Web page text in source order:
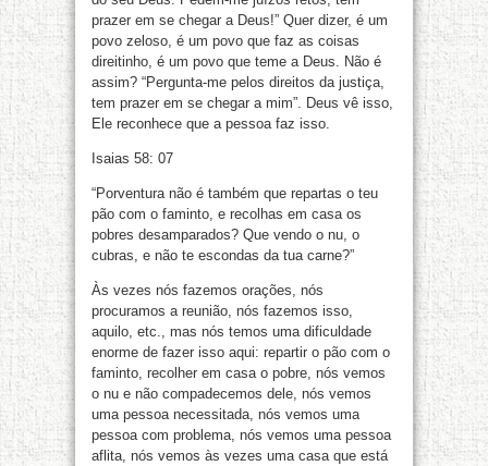
prazer em se chegar a Deus!” Quer dizer, é um
povo zeloso, é um povo que faz as coisas
direitinho, é um povo que teme a Deus. Não é
assim? “Pergunta-me pelos direitos da justiça,
tem prazer em se chegar a mim”. Deus vê isso,
Ele reconhece que a pessoa faz isso.
Isaias 58: 07
“Porventura não é também que repartas o teu
pão com o faminto, e recolhas em casa os
pobres desamparados? Que vendo o nu, o
cubras, e não te escondas da tua carne?”
Às vezes nós fazemos orações, nós
procuramos a reunião, nós fazemos isso,
aquilo, etc., mas nós temos uma dificuldade
enorme de fazer isso aqui: repartir o pão com o
faminto, recolher em casa o pobre, nós vemos
o nu e não compadecemos dele, nós vemos
uma pessoa necessitada, nós vemos uma
pessoa com problema, nós vemos uma pessoa
aflita, nós vemos às vezes uma casa que está